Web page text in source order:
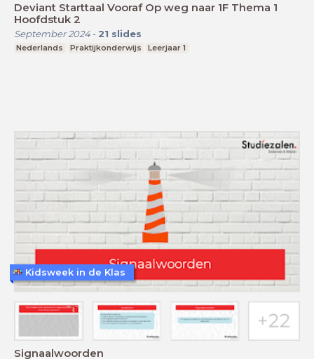
Deviant Starttaal Vooraf Op weg naar 1F Thema 1
Hoofdstuk 2
September 2024- 21 slides
Nederlands Praktijkonderwijs Leerjaar 1
Signaalwoorden
Kidsweek in de Klas